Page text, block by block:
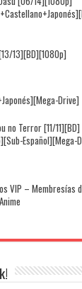
13][BD][1080p]
Drive]
no Terror [11/11][BD]
Español][Mega-
VIP – Membresías